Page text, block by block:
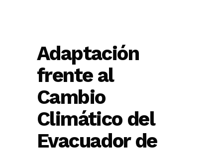
Adaptación
frente al
Cambio
Climático del
Evacuador de